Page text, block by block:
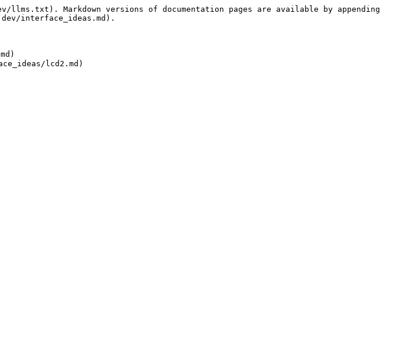
Markdown versions of documentation pages are available by appending
interface_ideas.md).